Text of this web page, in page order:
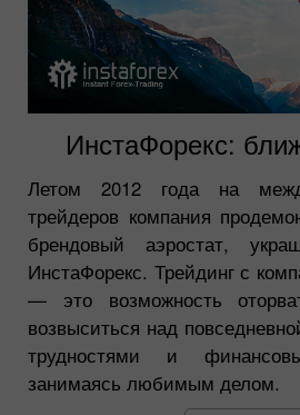
ИнстаФорекс:
Летом 2012 года на
трейдеров компания
брендовый аэростат,
ИнстаФорекс. Трейдинг с
— это возможность
возвыситься над
трудностями и
занимаясь любимым делом.